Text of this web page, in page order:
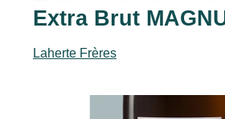
Extra Brut
Laherte Frères
Bildergalerie überspringen